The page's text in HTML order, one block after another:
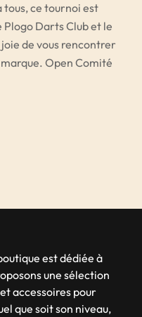
ce tournoi est
Darts Club et le
de vous rencontrer
Open Comité
est dédiée à
une sélection
accessoires pour
que soit son niveau,